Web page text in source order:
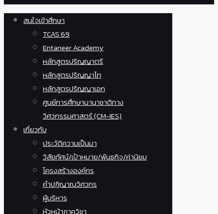
สนใจเข้าศึกษา
TCAS 69
Entaneer Academy
หลักสูตรปริญญาตรี
หลักสูตรปริญญาโท
หลักสูตรปริญญาเอก
ศูนย์การศึกษานานาชาติทาง
วิศวกรรมศาสตร์ (CM-IES)
เกี่ยวกับ
ประวัติความเป็นมา
วิสัยทัศน์/เป้าหมาย/พันธกิจ/ค่านิยม
โครงสร้างองค์กร
คำปฏิญาณวิศวกร
ผู้บริหาร
หัวหน้าภาควิชา